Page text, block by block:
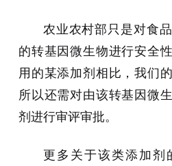
农业农村部只是对食
的转基因微生物进行安全
用的某添加剂相比，我们
所以还需对由该转基因微
剂进行审评审批。
更多关于该类添加